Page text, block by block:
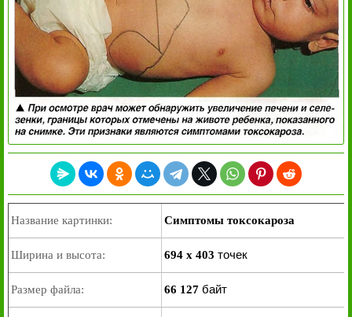
Название картинки: Симптомы токсокароза
Ширина и высота: 694 x 403 точек
Размер файла: 66 127 байт